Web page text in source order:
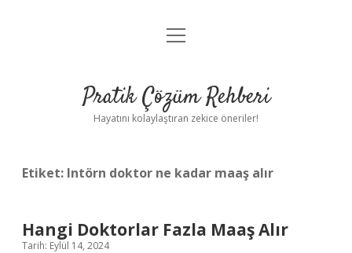
Anasayfa
Yasal Uyarı
menüyü
Pratik Çözüm Rehberi
Hayatını kolaylaştıran zekice öneriler!
Etiket: Intörn doktor ne kadar maaş alır
Hangi Doktorlar Fazla Maaş Alır
Tarih: Eylül 14, 2024